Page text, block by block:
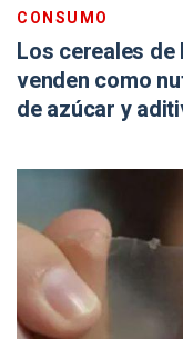
CONSUMO
Los cereales de
venden como
de azúcar y